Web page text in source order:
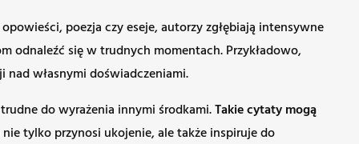
poezja czy eseje, autorzy zgłębiają intensywne
odnaleźć się w trudnych momentach. Przykładowo,
własnymi doświadczeniami.
do wyrażenia innymi środkami.Takie cytaty mogą
tylko przynosi ukojenie, ale także inspiruje do